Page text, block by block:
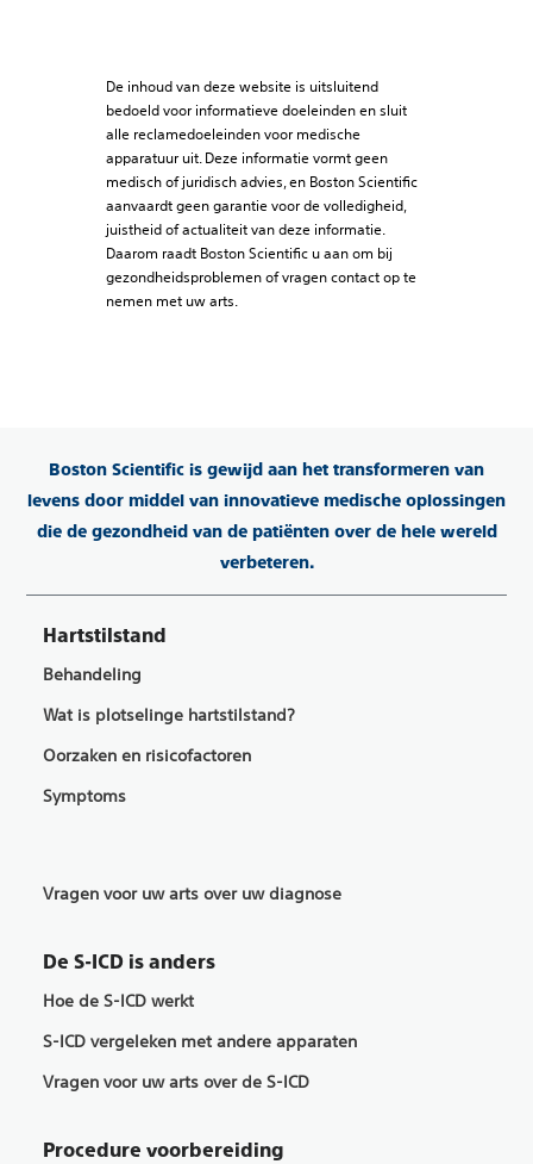
De inhoud van deze website is uitsluitend
bedoeld voor informatieve doeleinden en sluit
alle reclamedoeleinden voor medische
apparatuur uit. Deze informatie vormt geen
medisch of juridisch advies, en Boston Scientific
aanvaardt geen garantie voor de volledigheid,
juistheid of actualiteit van deze informatie.
Daarom raadt Boston Scientific u aan om bij
gezondheidsproblemen of vragen contact op te
nemen met uw arts.
Boston Scientific is gewijd aan het transformeren van
levens door middel van innovatieve medische oplossingen
die de gezondheid van de patiënten over de hele wereld
verbeteren.
Hartstilstand
Behandeling
Wat is plotselinge hartstilstand?
Oorzaken en risicofactoren
Symptoms
Vragen voor uw arts over uw diagnose
De S-ICD is anders
Hoe de S-ICD werkt
S-ICD vergeleken met andere apparaten
Vragen voor uw arts over de S-ICD
Procedure voorbereiding